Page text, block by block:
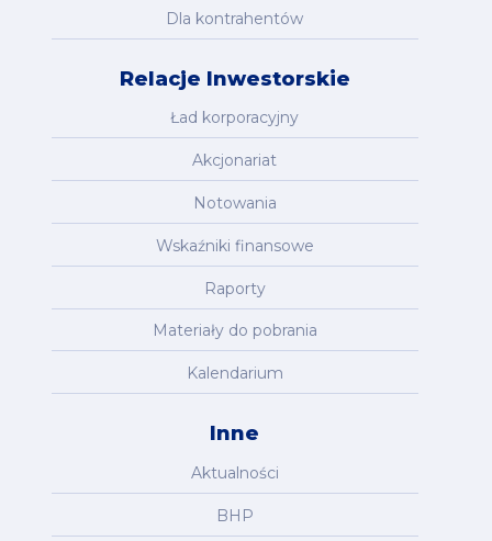
Dla kontrahentów
Relacje Inwestorskie
Ład korporacyjny
Akcjonariat
Notowania
Wskaźniki finansowe
Raporty
Materiały do pobrania
Kalendarium
Inne
Aktualności
BHP